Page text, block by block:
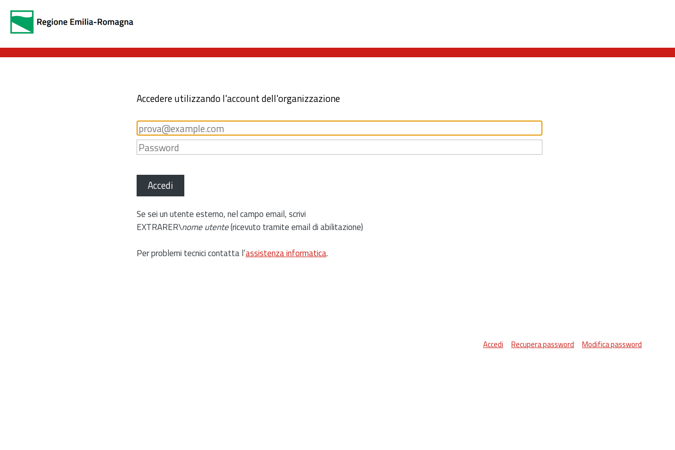
Accedere utilizzando l'account dell'organizzazione
Accedi
Se sei un utente esterno, nel campo email, scrivi
EXTRARER\nome utente(ricevuto tramite email di abilitazione)
Per problemi tecnici contatta l’assistenza informatica.
Accedi Recupera password Modifica password